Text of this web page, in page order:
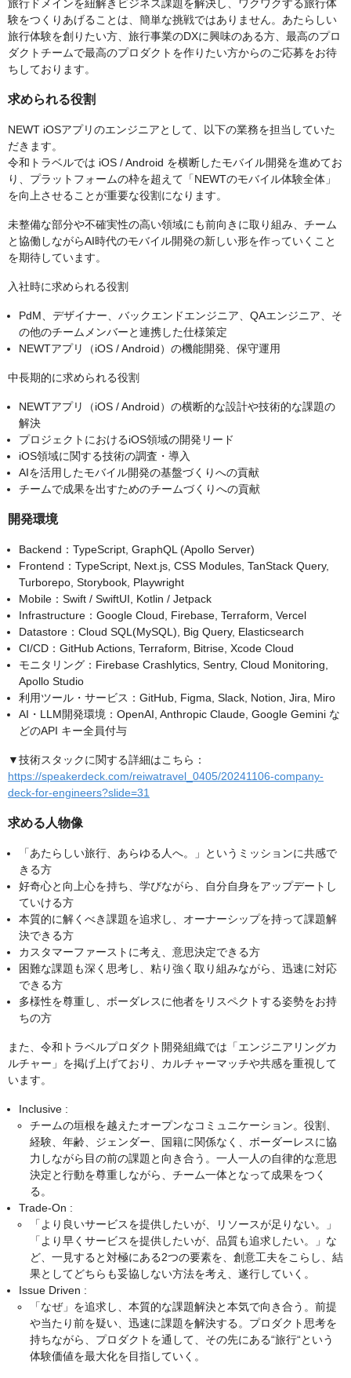
旅行ドメインを紐解きビジネス課題を解決し、ワクワクする旅行体
験をつくりあげることは、簡単な挑戦ではありません。あたらしい
旅行体験を創りたい方、旅行事業のDXに興味のある方、最高のプロ
ダクトチームで最高のプロダクトを作りたい方からのご応募をお待
ちしております。
求められる役割
NEWT iOSアプリのエンジニアとして、以下の業務を担当していた
だきます。
令和トラベルでは iOS / Android を横断したモバイル開発を進めてお
り、プラットフォームの枠を超えて「NEWTのモバイル体験全体」
を向上させることが重要な役割になります。
未整備な部分や不確実性の高い領域にも前向きに取り組み、チーム
と協働しながらAI時代のモバイル開発の新しい形を作っていくこと
を期待しています。
入社時に求められる役割
PdM、デザイナー、バックエンドエンジニア、QAエンジニア、そ
の他のチームメンバーと連携した仕様策定
NEWTアプリ（iOS / Android）の機能開発、保守運用
中長期的に求められる役割
NEWTアプリ（iOS / Android）の横断的な設計や技術的な課題の
解決
プロジェクトにおけるiOS領域の開発リード
iOS領域に関する技術の調査・導入
AIを活用したモバイル開発の基盤づくりへの貢献
チームで成果を出すためのチームづくりへの貢献
開発環境
Backend：TypeScript, GraphQL (Apollo Server)
Frontend：TypeScript, Next.js, CSS Modules, TanStack Query,
Turborepo, Storybook, Playwright
Mobile：Swift / SwiftUI, Kotlin / Jetpack
Infrastructure：Google Cloud, Firebase, Terraform, Vercel
Datastore：Cloud SQL(MySQL), Big Query, Elasticsearch
CI/CD：GitHub Actions, Terraform, Bitrise, Xcode Cloud
モニタリング：Firebase Crashlytics, Sentry, Cloud Monitoring,
Apollo Studio
利用ツール・サービス：GitHub, Figma, Slack, Notion, Jira, Miro
AI・LLM開発環境：OpenAI, Anthropic Claude, Google Gemini な
どのAPI キー全員付与
▼技術スタックに関する詳細はこちら：
https://speakerdeck.com/reiwatravel_0405/20241106-company-
deck-for-engineers?slide=31
求める人物像
「あたらしい旅行、あらゆる人へ。」というミッションに共感で
きる方
好奇心と向上心を持ち、学びながら、自分自身をアップデートし
ていける方
本質的に解くべき課題を追求し、オーナーシップを持って課題解
決できる方
カスタマーファーストに考え、意思決定できる方
困難な課題も深く思考し、粘り強く取り組みながら、迅速に対応
できる方
多様性を尊重し、ボーダレスに他者をリスペクトする姿勢をお持
ちの方
また、令和トラベルプロダクト開発組織では「エンジニアリングカ
ルチャー」を掲げ上げており、カルチャーマッチや共感を重視して
います。
Inclusive :
チームの垣根を越えたオープンなコミュニケーション。役割、
経験、年齢、ジェンダー、国籍に関係なく、ボーダーレスに協
力しながら目の前の課題と向き合う。一人一人の自律的な意思
決定と行動を尊重しながら、チーム一体となって成果をつく
る。
Trade-On :
「より良いサービスを提供したいが、リソースが足りない。」
「より早くサービスを提供したいが、品質も追求したい。」な
ど、一見すると対極にある2つの要素を、創意工夫をこらし、結
果としてどちらも妥協しない方法を考え、遂行していく。
Issue Driven :
「なぜ」を追求し、本質的な課題解決と本気で向き合う。前提
や当たり前を疑い、迅速に課題を解決する。プロダクト思考を
持ちながら、プロダクトを通して、その先にある“旅行“という
体験価値を最大化を目指していく。